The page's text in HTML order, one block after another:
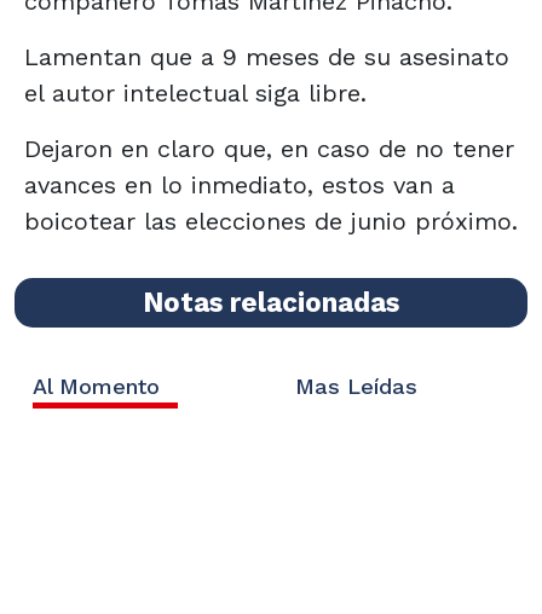
Lamentan que a 9 meses de su asesinato
el autor intelectual siga libre.
Dejaron en claro que, en caso de no tener
avances en lo inmediato, estos van a
boicotear las elecciones de junio próximo.
Notas relacionadas
Al Momento Mas Leídas